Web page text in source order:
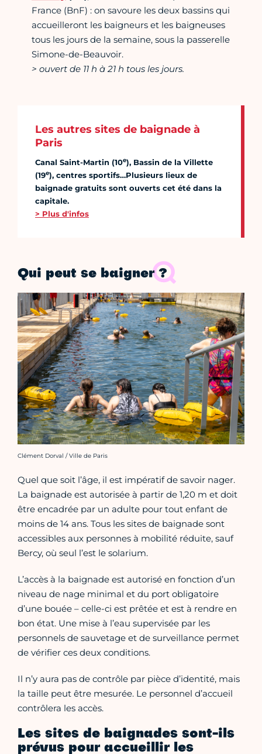
France (BnF) : on savoure les deux bassins qui
accueilleront les baigneurs et les baigneuses
tous les jours de la semaine, sous la passerelle
Simone-de-Beauvoir.
> ouvert de 11 h à 21 h tous les jours.
Les autres sites de baignade à
Paris
Canal Saint-Martin (10e), Bassin de la Villette
(19e), centres sportifs…Plusieurs lieux de
baignade gratuits sont ouverts cet été dans la
capitale.
> Plus d'infos
Qui peut se baigner ?
Crédit photo :
Clément Dorval / Ville de Paris
Quel que soit l’âge, il est impératif de savoir nager.
La baignade est autorisée à partir de 1,20 m et doit
être encadrée par un adulte pour tout enfant de
moins de 14 ans. Tous les sites de baignade sont
accessibles aux personnes à mobilité réduite, sauf
Bercy, où seul l’est le solarium.
L’accès à la baignade est autorisé en fonction d’un
niveau de nage minimal et du port obligatoire
d’une bouée – celle-ci est prêtée et est à rendre en
bon état. Une mise à l’eau supervisée par les
personnels de sauvetage et de surveillance permet
de vérifier ces deux conditions.
Il n’y aura pas de contrôle par pièce d’identité, mais
la taille peut être mesurée. Le personnel d’accueil
contrôlera les accès.
Les sites de baignades sont-ils
prévus pour accueillir les